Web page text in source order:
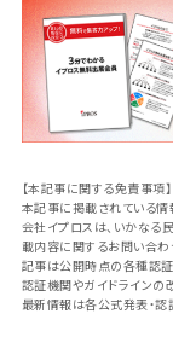
【本記事に関する免責事項】
本記事に掲載されている情
会社イプロスは、いかなる
載内容に関するお問い合
記事は公開時点の各種認
認証機関やガイドラインの
最新情報は各公式発表・認